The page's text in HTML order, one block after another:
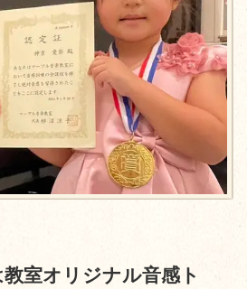
室オリジナル音感ト